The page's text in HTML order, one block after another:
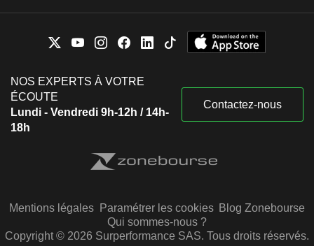
NOS EXPERTS À VOTRE
ÉCOUTE
Lundi - Vendredi 9h-12h / 14h-
18h
Contactez-nous
Mentions légales Paramétrer les cookies Blog Zonebourse
Qui sommes-nous ?
Copyright © 2026 Surperformance SAS. Tous droits réservés.